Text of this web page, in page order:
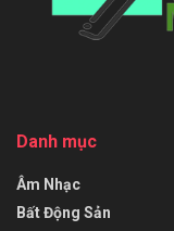
Danh mục
Âm Nhạc
Bất Động Sản